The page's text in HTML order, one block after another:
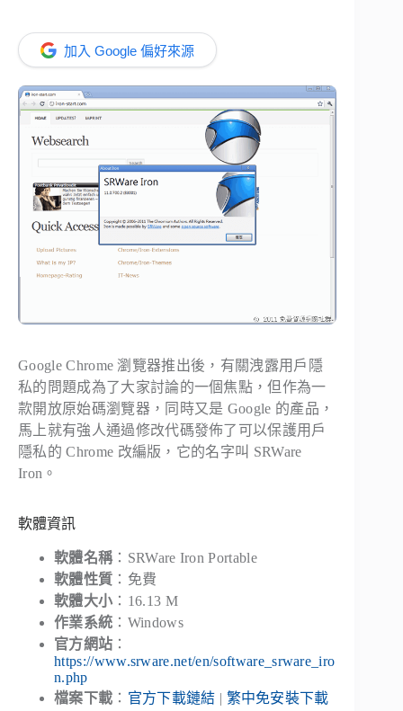
加入 Google 偏好來源
Google Chrome 瀏覽器推出後，有關洩露用戶隱
私的問題成為了大家討論的一個焦點，但作為一
款開放原始碼瀏覽器，同時又是 Google 的產品，
馬上就有強人通過修改代碼發佈了可以保護用戶
隱私的 Chrome 改編版，它的名字叫 SRWare
Iron。
軟體資訊
軟體名稱：SRWare Iron Portable
軟體性質 ：免費
軟體大小：16.13 M
作業系統 ：Windows
官方網站 ：
https://www.srware.net/en/software_srware_iro
n.php
檔案下載 ： 官方下載鏈結
繁中免安裝下載